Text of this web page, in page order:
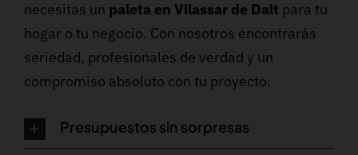
necesitas un paleta en Vilassar de Dalt para tu
hogar o tu negocio. Con nosotros encontrarás
seriedad, profesionales de verdad y un
compromiso absoluto con tu proyecto.
Presupuestos sin sorpresas